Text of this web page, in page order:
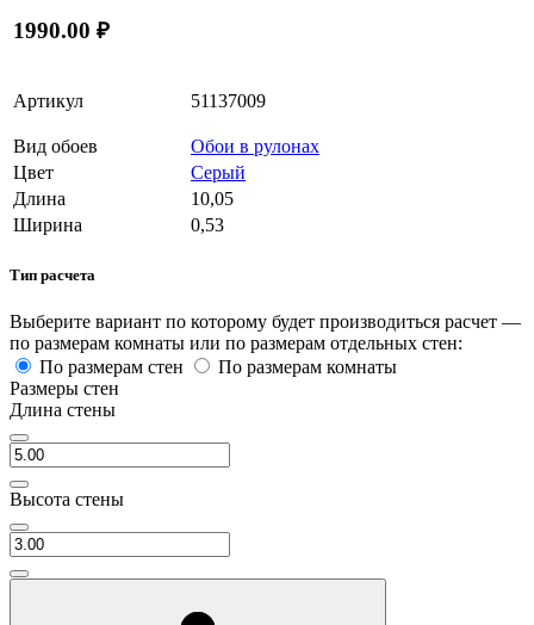
1990.00 ₽
Артикул 51137009
Вид обоев
Обои в рулонах
Цвет
Серый
Длина
10,05
Ширина
0,53
Тип расчета
Выберите вариант по которому будет производиться расчет —
по размерам комнаты или по размерам отдельных стен:
По размерам стен
По размерам комнаты
Размеры стен
Длина стены
Высота стены